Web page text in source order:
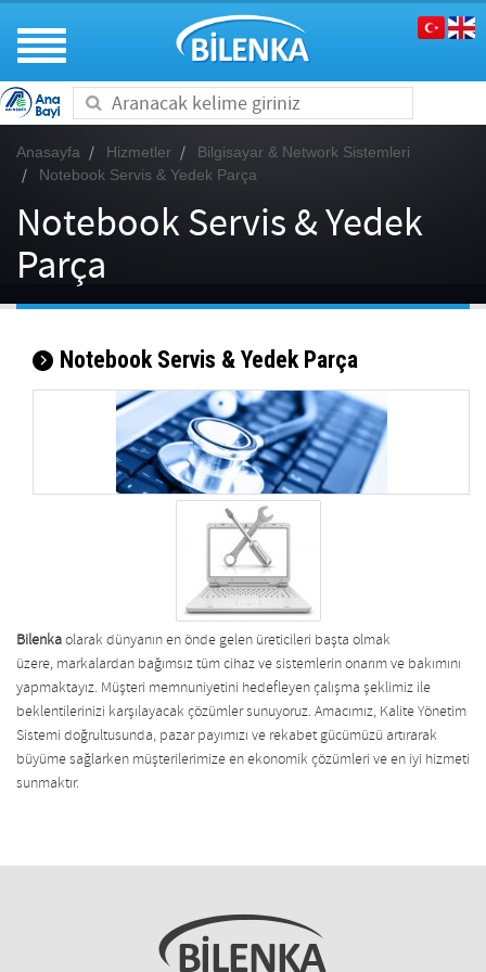
Toggle
navigation
Anasayfa Hizmetler
Bilgisayar & Network Sistemleri
Notebook Servis & Yedek Parça
Notebook Servis & Yedek
Parça
Notebook Servis & Yedek Parça
Bilenkaolarak dünyanın en önde gelen üreticileri başta olmak
üzere, markalardan bağımsız tüm cihaz ve sistemlerin onarım ve bakımını
yapmaktayız. Müşteri memnuniyetini hedefleyen çalışma şeklimiz ile
beklentilerinizi karşılayacak çözümler sunuyoruz. Amacımız, Kalite Yönetim
Sistemi doğrultusunda, pazar payımızı ve rekabet gücümüzü artırarak
büyüme sağlarken müşterilerimize en ekonomik çözümleri ve en iyi hizmeti
sunmaktır.